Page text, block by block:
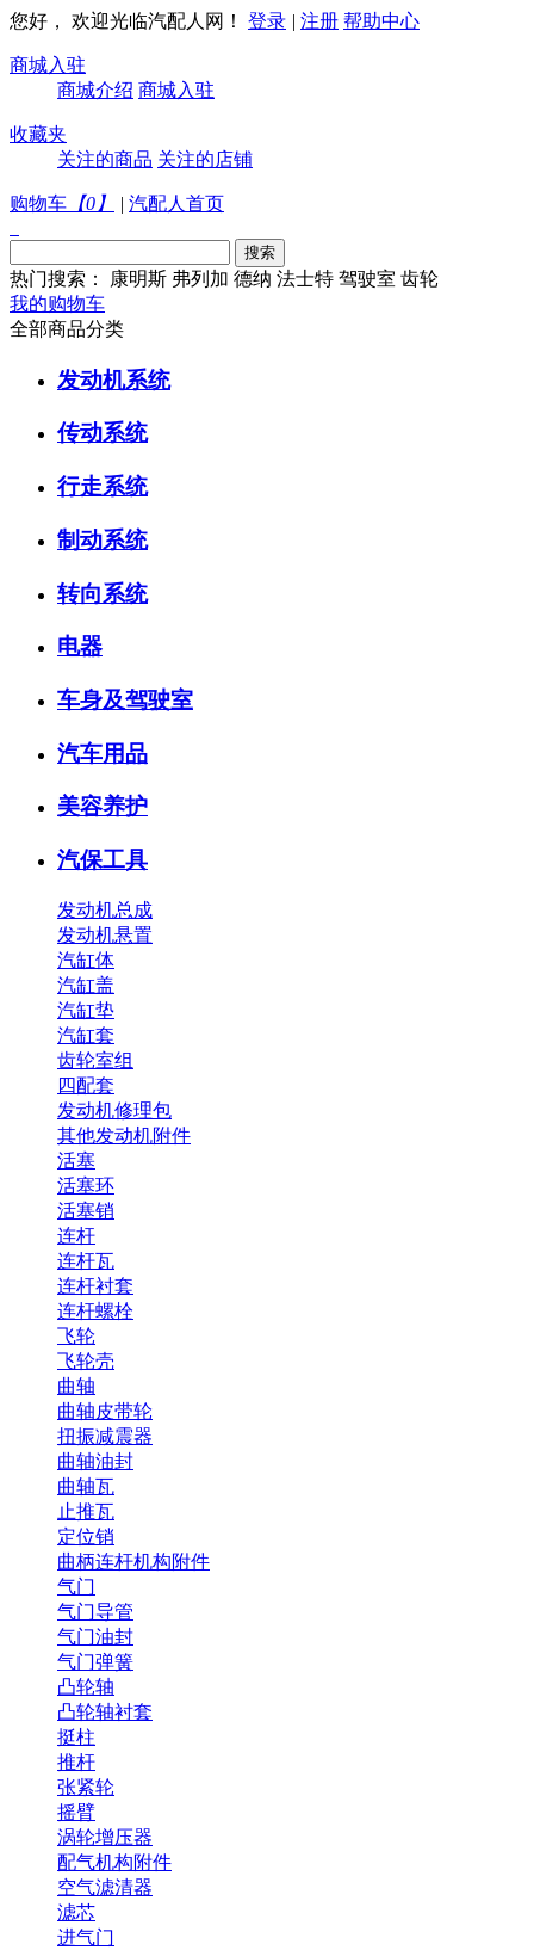
您好， 欢迎光临汽配人网！ 登录 | 注册 帮助中心
商城入驻
商城介绍 商城入驻
收藏夹
关注的商品 关注的店铺
购物车 【0 】 | 汽配人首页
热门搜索： 康明斯 弗列加 德纳 法士特 驾驶室 齿轮
我的购物车
全部商品分类
发动机系统
传动系统
行走系统
制动系统
转向系统
电器
车身及驾驶室
汽车用品
美容养护
汽保工具
发动机总成
发动机悬置
汽缸体
汽缸盖
汽缸垫
汽缸套
齿轮室组
四配套
发动机修理包
其他发动机附件
活塞
活塞环
活塞销
连杆
连杆瓦
连杆衬套
连杆螺栓
飞轮
飞轮壳
曲轴
曲轴皮带轮
扭振减震器
曲轴油封
曲轴瓦
止推瓦
定位销
曲柄连杆机构附件
气门
气门导管
气门油封
气门弹簧
凸轮轴
凸轮轴衬套
挺柱
推杆
张紧轮
摇臂
涡轮增压器
配气机构附件
空气滤清器
滤芯
进气门